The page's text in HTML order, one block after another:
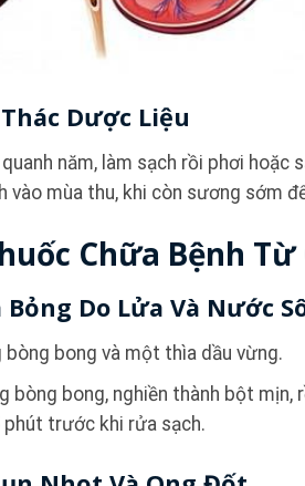
Dược Liệu
năm, làm sạch rồi phơi hoặc
vào mùa thu, khi còn sương sớm
Chữa Bệnh Từ
Do Lửa Và Nước
bong và một thìa dầu vừng.
bòng bong, nghiền thành bột mịn,
phút trước khi rửa sạch.